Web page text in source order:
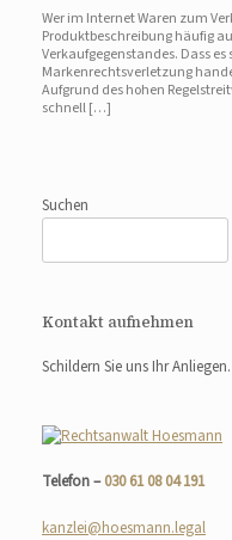
Wer im Internet Waren zum
Produktbeschreibung häufig
Verkaufgegenstandes. Dass
Markenrechtsverletzung
Aufgrund des hohen
schnell […]
Suchen
Kontakt aufnehmen
Schildern Sie uns Ihr
Telefon –030 61 08 04 191
kanzlei@hoesmann.legal